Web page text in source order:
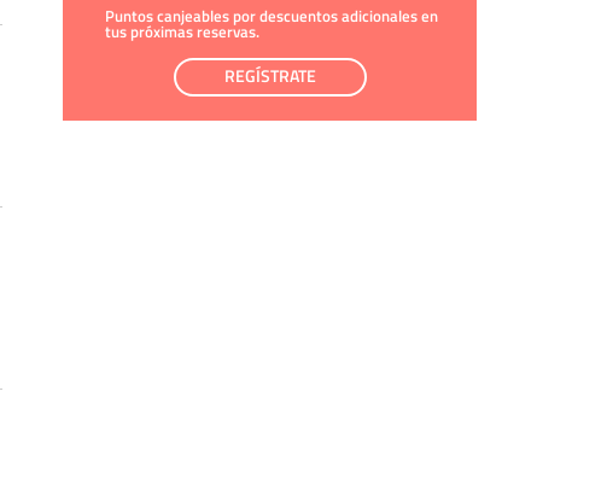
Puntos canjeables por descuentos adicionales en
tus próximas reservas.
REGÍSTRATE